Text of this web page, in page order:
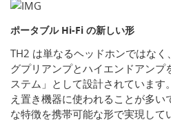
ポータブル Hi-Fi の新しい形
TH2 は単なるヘッドホンではな
グプリアンプとハイエンドアンプ
ステム」として設計されています
え置き機器に使われることが多い
な特徴を携帯可能な形で実現して